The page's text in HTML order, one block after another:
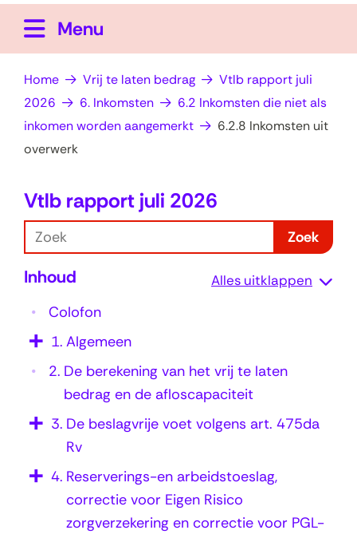
naar
op
zoek?
Menu
Home Vrij te laten bedrag
Vtlb rapport juli
2026
6. Inkomsten
6.2 Inkomsten die niet als
inkomen worden aangemerkt
6.2.8 Inkomsten uit
overwerk
6
2
.
8
n
o
s
Vtlb rapport juli 2026
o
e
Zoek
Inhoud Alles uitklappen
Colofon
1. Algemeen
2. De berekening van het vrij te laten
bedrag en de afloscapaciteit
3. De beslagvrije voet volgens art. 475da
Rv
4. Reserverings-en arbeidstoeslag,
correctie voor Eigen Risico
zorgverzekering en correctie voor PGL-